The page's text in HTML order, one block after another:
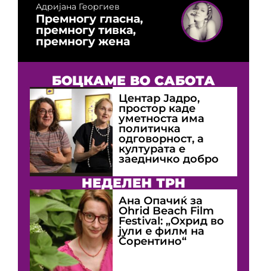
Адријана Георгиев
Премногу гласна,
премногу тивка,
премногу жена
БОЦКАМЕ ВО САБОТА
Центар Јадро,
простор каде
уметноста има
политичка
одговорност, а
културата е
заедничко добро
НЕДЕЛЕН ТРН
Ана Опачиќ за
Оhrid Beach Film
Festival: „Охрид во
јули е филм на
Сорентино“